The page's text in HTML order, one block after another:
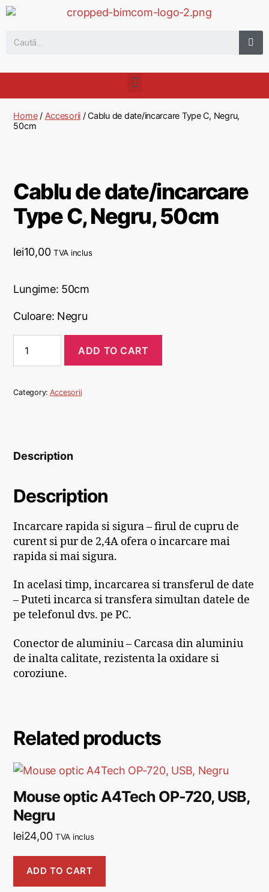
Home/ Accesorii / Cablu de date/incarcare Type C, Negru,
50cm
Cablu de date/incarcare
Type C, Negru, 50cm
lei10,00 TVA inclus
Lungime: 50cm
Culoare: Negru
ADD TO CART
Category: Accesorii
Description
Description
Incarcare rapida si sigura – firul de cupru de
curent si pur de 2,4A ofera o incarcare mai
rapida si mai sigura.
In acelasi timp, incarcarea si transferul de date
– Puteti incarca si transfera simultan datele de
pe telefonul dvs. pe PC.
Conector de aluminiu – Carcasa din aluminiu
de inalta calitate, rezistenta la oxidare si
coroziune.
Related products
Mouse optic A4Tech OP-720, USB,
Negru
lei24,00 TVA inclus
ADD TO CART